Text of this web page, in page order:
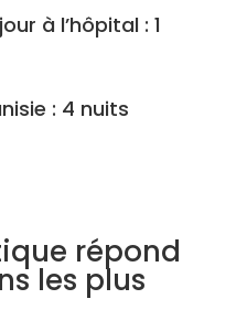
à l’hôpital : 1
: 4 nuits
répond
les plus